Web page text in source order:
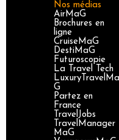
Nos médias
AirMaG
Brochures en
ligne
CruiseMaG
DestiMaG
Futuroscopie
La Travel Tech
LuxuryTravelMa
G
Partez en
France
TravelJobs
TravelManager
MaG